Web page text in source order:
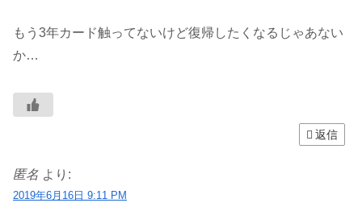
もう3年カード触ってないけど復帰したくなるじゃあない
か…
返信
匿名 より:
2019年6月16日 9:11 PM